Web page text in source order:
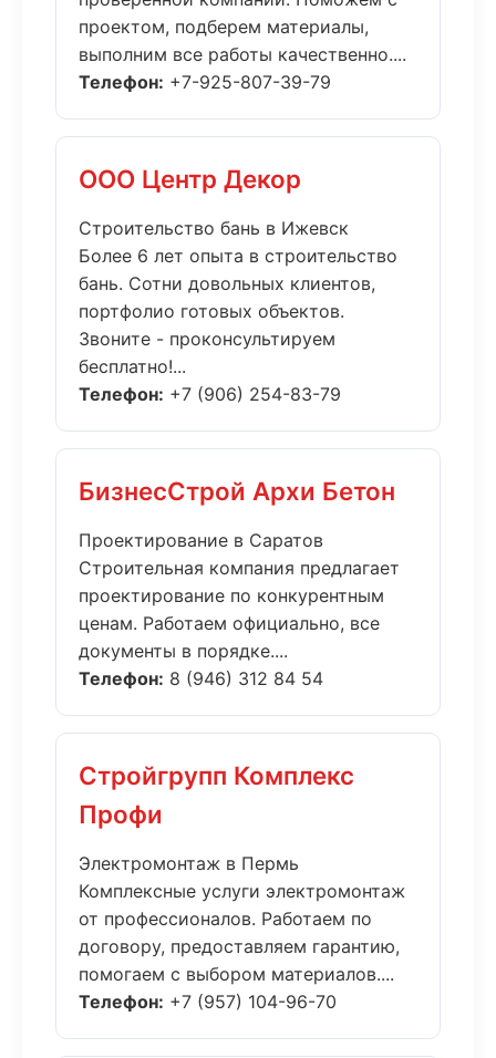
проектом, подберем материалы,
выполним все работы качественно....
Телефон: +7-925-807-39-79
ООО Центр Декор
Строительство бань в Ижевск
Более 6 лет опыта в строительство
бань. Сотни довольных клиентов,
портфолио готовых объектов.
Звоните - проконсультируем
бесплатно!...
Телефон: +7 (906) 254-83-79
БизнесСтрой Архи Бетон
Проектирование в Саратов
Строительная компания предлагает
проектирование по конкурентным
ценам. Работаем официально, все
документы в порядке....
Телефон: 8 (946) 312 84 54
Стройгрупп Комплекс
Профи
Электромонтаж в Пермь
Комплексные услуги электромонтаж
от профессионалов. Работаем по
договору, предоставляем гарантию,
помогаем с выбором материалов....
Телефон: +7 (957) 104-96-70